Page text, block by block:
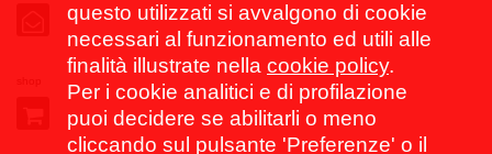
questo utilizzati si avvalgono di cookie
necessari al funzionamento ed utili alle
finalità illustrate nella cookie policy.
Per i cookie analitici e di profilazione
puoi decidere se abilitarli o meno
cliccando sul pulsante 'Preferenze' o il